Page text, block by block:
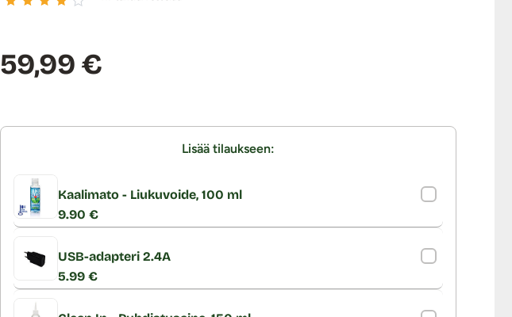
Hinta:
59,99 €
Lisää tilaukseen:
Kaalimato - Liukuvoide, 100 ml
9.90 €
USB-adapteri 2.4A
5.99 €